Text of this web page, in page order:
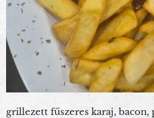
grillezett fűszeres karaj, bacon,